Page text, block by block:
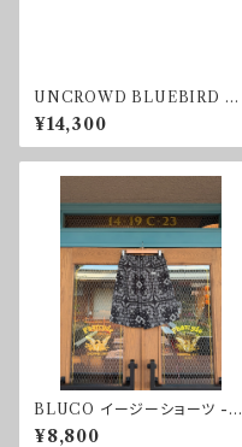
UNCROWD BLUEBIRD SU
NGLASS BLUE
¥14,300
BLUCO イージーショーツ -B
ANDANA-
¥8,800